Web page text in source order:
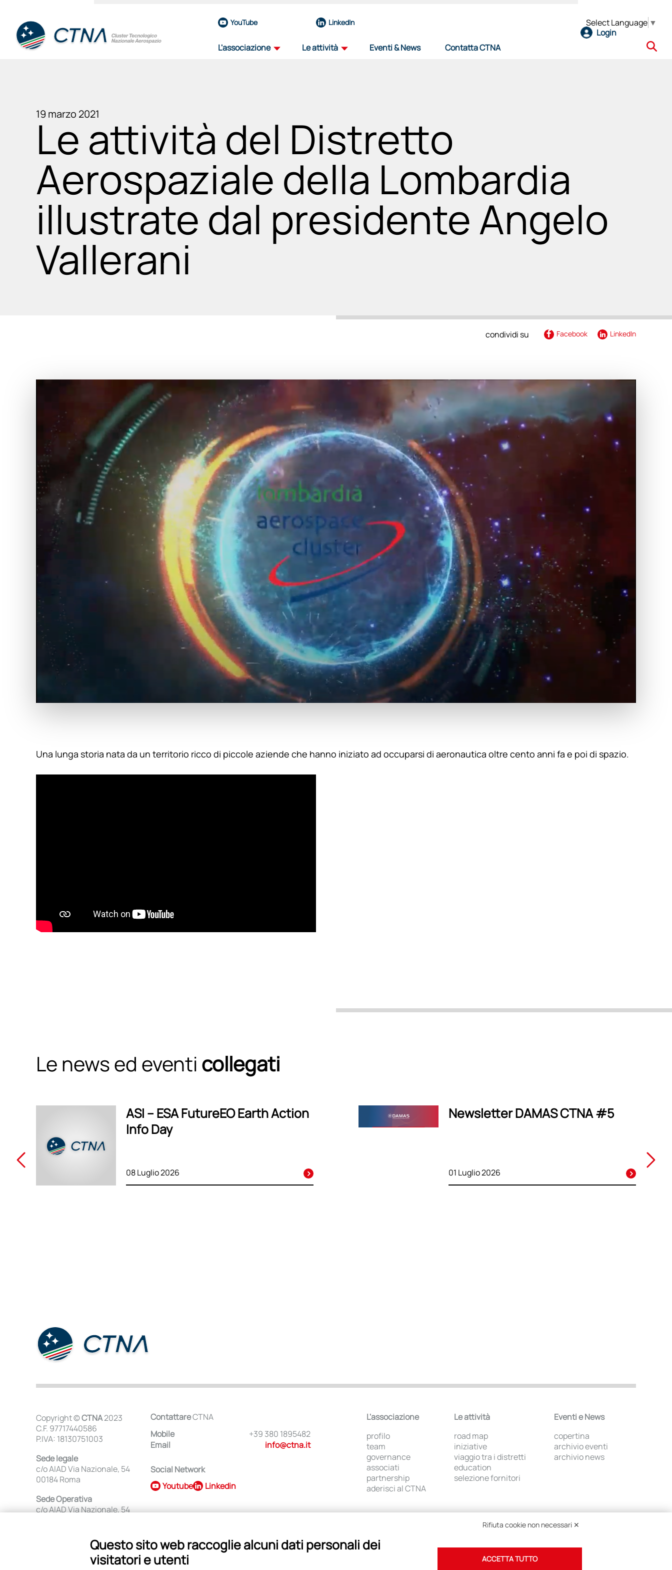
YouTube LinkedIn
L'associazione
team
eccellenze del nostro nucleo operativo
governance
organi e funzioni
associati
una rete di forze guidata dall'innovazione
partnership
collaborazioni strategiche per il successo
Le attività
iniziative
progetti per il futuro del settore
viaggio tra i distretti
progetto itinerante per il decennale del CTNA
education
sosteniamo il talento, plasmiamo il futuro
selezione fornitori
selezione fornitori: eccellenza e trasparenza
area riservata
Eventi & News Contatta CTNA
Select Language ▼
Login
19 marzo 2021
Le attività del Distretto
Aerospaziale della Lombardia
illustrate dal presidente Angelo
Vallerani
condividi su Facebook LinkedIn
Una lunga storia nata da un territorio ricco di piccole aziende che hanno iniziato ad occuparsi di aeronautica oltre cento anni fa e poi di spazio.
Le news ed eventi collegati
ASI – ESA FutureEO Earth Action
Info Day
08 Luglio 2026
Newsletter DAMAS CTNA #5
01 Luglio 2026
Copyright ©CTNA2023
C.F. 97717440586
P.IVA: 18130751003
Sede legale
c/o AIAD Via Nazionale, 54
00184 Roma
Sede Operativa
c/o AIAD Via Nazionale, 54
Modifica preferenze cookie
ContattareCTNA
Mobile
+39 380 1895482
Email
info@ctna.it
Social Network
Youtube
Linkedin
L'associazione
profilo
team
governance
associati
partnership
aderisci al CTNA
Le attività
road map
iniziative
viaggio tra i distretti
education
selezione fornitori
Eventi e News
copertina
archivio eventi
archivio news
Rifiuta cookie non necessari ✕
Questo sito web raccoglie alcuni dati personali dei
visitatori e utenti
ACCETTA TUTTO